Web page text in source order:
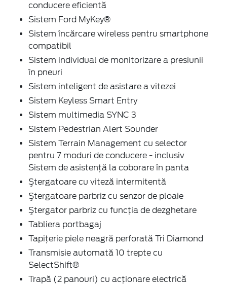
conducere eficientă
Sistem Ford MyKey®
Sistem încărcare wireless pentru smartphone
compatibil
Sistem individual de monitorizare a presiunii
în pneuri
Sistem inteligent de asistare a vitezei
Sistem Keyless Smart Entry
Sistem multimedia SYNC 3
Sistem Pedestrian Alert Sounder
Sistem Terrain Management cu selector
pentru 7 moduri de conducere - inclusiv
Sistem de asistență la coborare în panta
Ştergatoare cu viteză intermitentă
Ştergatoare parbriz cu senzor de ploaie
Ştergator parbriz cu funcţia de dezghetare
Tabliera portbagaj
Tapițerie piele neagră perforată Tri Diamond
Transmisie automată 10 trepte cu
SelectShift®
Trapă (2 panouri) cu acţionare electrică